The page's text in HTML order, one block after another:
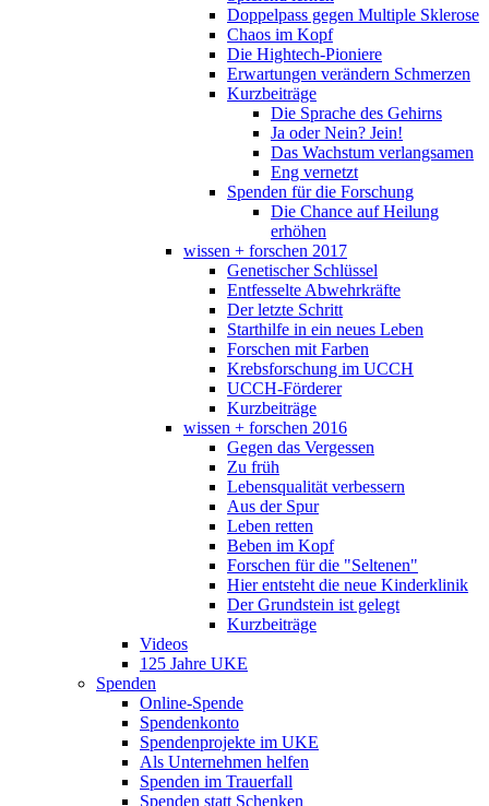
Doppelpass gegen Multiple Sklerose
Chaos im Kopf
Die Hightech-Pioniere
Erwartungen verändern Schmerzen
Kurzbeiträge
Die Sprache des Gehirns
Ja oder Nein? Jein!
Das Wachstum verlangsamen
Eng vernetzt
Spenden für die Forschung
Die Chance auf Heilung
erhöhen
wissen + forschen 2017
Genetischer Schlüssel
Entfesselte Abwehrkräfte
Der letzte Schritt
Starthilfe in ein neues Leben
Forschen mit Farben
Krebsforschung im UCCH
UCCH-Förderer
Kurzbeiträge
wissen + forschen 2016
Gegen das Vergessen
Zu früh
Lebensqualität verbessern
Aus der Spur
Leben retten
Beben im Kopf
Forschen für die "Seltenen"
Hier entsteht die neue Kinderklinik
Der Grundstein ist gelegt
Kurzbeiträge
Videos
125 Jahre UKE
Spenden
Online-Spende
Spendenkonto
Spendenprojekte im UKE
Als Unternehmen helfen
Spenden im Trauerfall
Spenden statt Schenken